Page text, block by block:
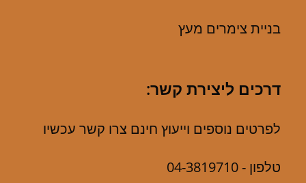
בניית צימרים מעץ
דרכים ליצירת קשר:
לפרטים נוספים וייעוץ חינם צרו קשר עכשיו
טלפון -04-3819710